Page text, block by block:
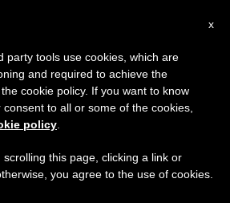
Tagged
Sessuale’
x
party tools use cookies, which are
and required to achieve the
cookie policy. If you want to know
to all or some of the cookies,
policy
scrolling this page, clicking a link or
you agree to the use of cookies.